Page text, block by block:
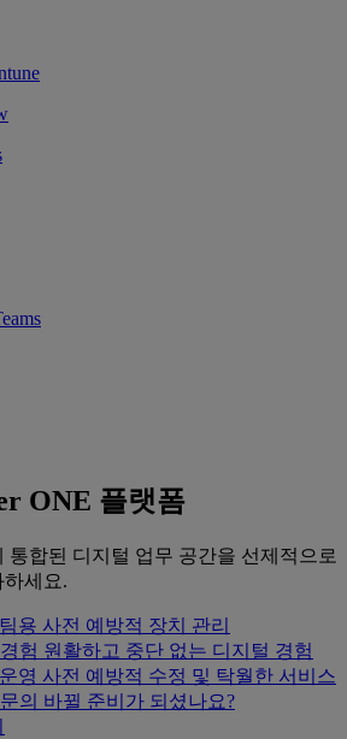
ONE 플랫폼
통합된 디지털 업무 공간을 선제적으로
세요.
용 사전 예방적 장치 관리
험 원활하고 중단 없는 디지털 경험
영 사전 예방적 수정 및 탁월한 서비스
의 바뀔 준비가 되셨나요?